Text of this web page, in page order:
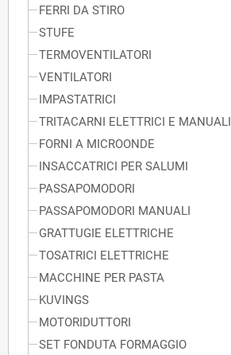
FERRI DA STIRO
STUFE
TERMOVENTILATORI
VENTILATORI
IMPASTATRICI
TRITACARNI ELETTRICI E MANUALI
FORNI A MICROONDE
INSACCATRICI PER SALUMI
PASSAPOMODORI
PASSAPOMODORI MANUALI
GRATTUGIE ELETTRICHE
TOSATRICI ELETTRICHE
MACCHINE PER PASTA
KUVINGS
MOTORIDUTTORI
SET FONDUTA FORMAGGIO